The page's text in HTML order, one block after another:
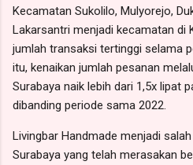
Kecamatan Sukolilo, Mulyorejo,
Lakarsantri menjadi kecamatan di
jumlah transaksi tertinggi selama
itu, kenaikan jumlah pesanan
Surabaya naik lebih dari 1,5x lipat
dibanding periode sama 2022.
Livingbar Handmade menjadi
Surabaya yang telah merasakan